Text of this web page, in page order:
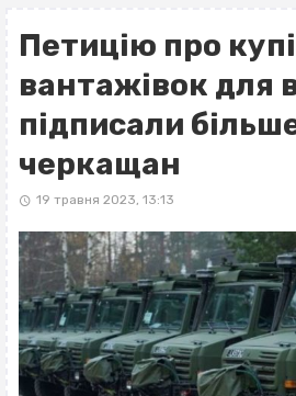
Петицію про
вантажівок для
підписали
черкащан
19 травня 2023, 13:13